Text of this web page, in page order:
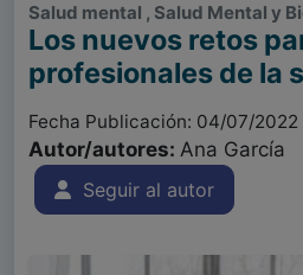
Salud mental , Salud Mental y
Los nuevos retos
profesionales de la
Fecha Publicación: 04/07/2022
Autor/autores: Ana García
Seguir al autor